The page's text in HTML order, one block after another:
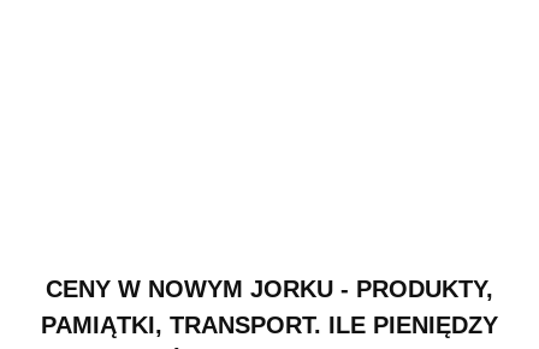
CENY W NOWYM JORKU - PRODUKTY,
PAMIĄTKI, TRANSPORT. ILE PIENIĘDZY